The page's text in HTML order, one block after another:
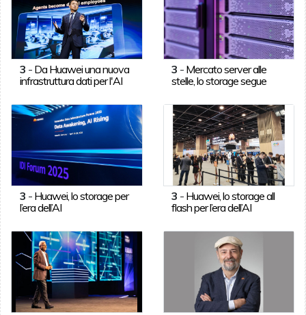
3 - Da Huawei una nuova
infrastruttura dati per l'AI
3 - Mercato server alle
stelle, lo storage segue
3 - Huawei, lo storage per
l’era dell’AI
3 - Huawei, lo storage all
flash per l’era dell’AI